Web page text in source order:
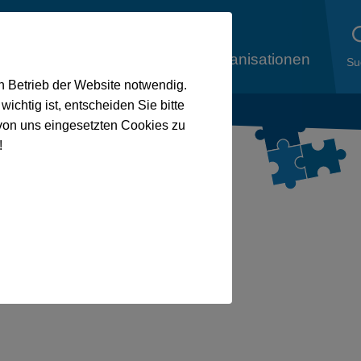
Betrieb der Website notwendig.
ist, entscheiden Sie bitte
uns eingesetzten Cookies zu
Mitgliedsorganisationen